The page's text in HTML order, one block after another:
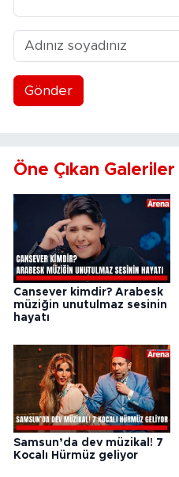
Gönder
Öne Çıkan Galeriler
Cansever kimdir? Arabesk
müziğin unutulmaz sesinin
hayatı
Samsun’da dev müzikal! 7
Kocalı Hürmüz geliyor